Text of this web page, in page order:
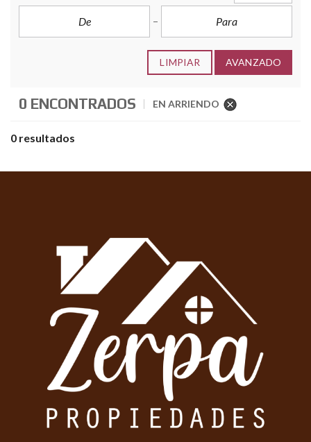
LIMPIAR AVANZADO
0 ENCONTRADOS EN ARRIENDO
0 resultados